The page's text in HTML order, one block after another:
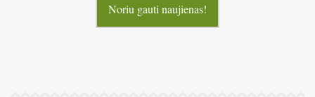
Noriu gauti naujienas!